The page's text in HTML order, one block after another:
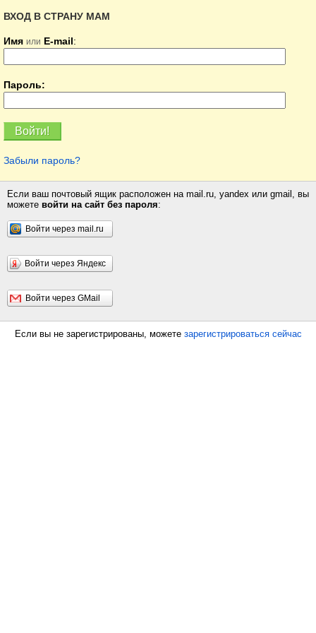
ВХОД В СТРАНУ МАМ
Имя или E-mail:
Пароль:
Забыли пароль?
Если ваш почтовый ящик расположен на mail.ru, yandex или gmail, вы
можете войти на сайт без пароля:
Войти через mail.ru
Войти через Яндекс
Войти через GMail
Если вы не зарегистрированы, можете зарегистрироваться сейчас